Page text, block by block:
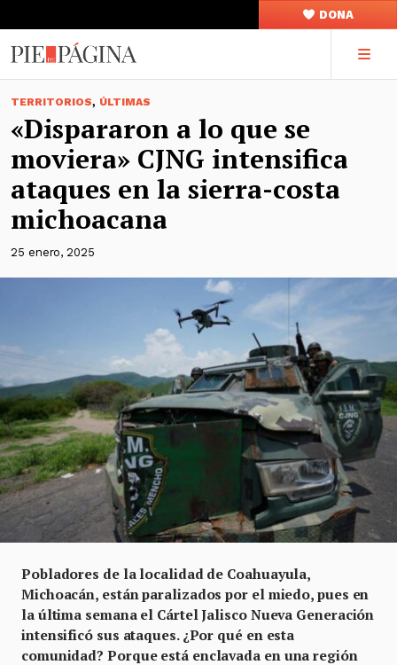
DONA
TERRITORIOS, ÚLTIMAS
«Dispararon a lo que se
moviera» CJNG intensifica
ataques en la sierra-costa
michoacana
25 enero, 2025
Pobladores de la localidad de Coahuayula,
Michoacán, están paralizados por el miedo, pues en
la última semana el Cártel Jalisco Nueva Generación
intensificó sus ataques. ¿Por qué en esta
comunidad? Porque está enclavada en una región